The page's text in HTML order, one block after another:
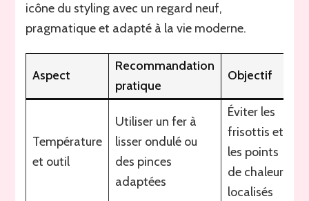
icône du styling avec un regard neuf,
pragmatique et adapté à la vie moderne.
Aspect
Recommandation
pratique
Objectif
Température
et outil
Utiliser un fer à
lisser ondulé ou
des pinces
adaptées
Éviter les
frisottis et
les points
de chaleur
localisés